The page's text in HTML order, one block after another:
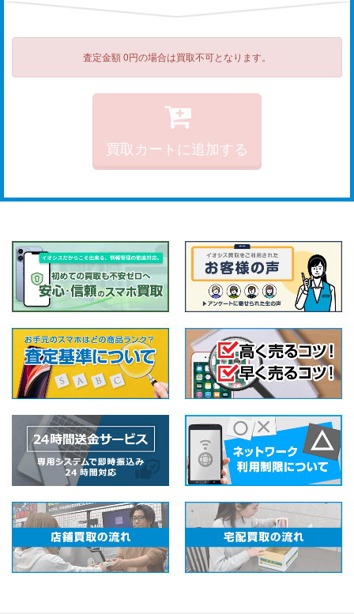
査定金額 0円の場合は買取不可となります。
買取カートに追加する